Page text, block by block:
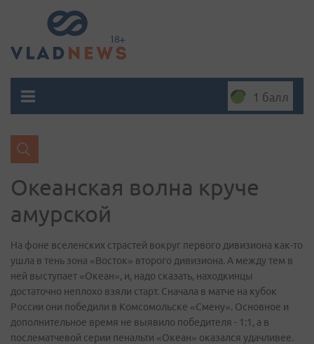
1 балл
Океанская волна круче
амурской
На фоне вселенских страстей вокруг первого дивизиона как-то
ушла в тень зона «Восток» второго дивизиона. А между тем в
ней выступает «Океан», и, надо сказать, находкинцы
достаточно неплохо взяли старт. Сначала в матче на кубок
России они победили в Комсомольске «Смену». Основное и
дополнительное время не выявило победителя - 1:1, а в
послематчевой серии пенальти «Океан» оказался удачливее.